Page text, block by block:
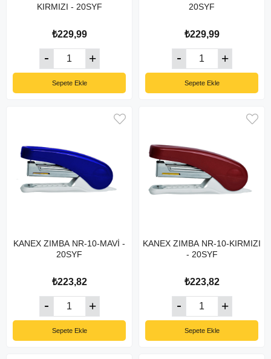
KIRMIZI - 20SYF
₺229,99
Sepete Ekle
20SYF
₺229,99
Sepete Ekle
KANEX ZIMBA NR-10-MAVİ -
20SYF
₺223,82
Sepete Ekle
KANEX ZIMBA NR-10-KIRMIZI
- 20SYF
₺223,82
Sepete Ekle